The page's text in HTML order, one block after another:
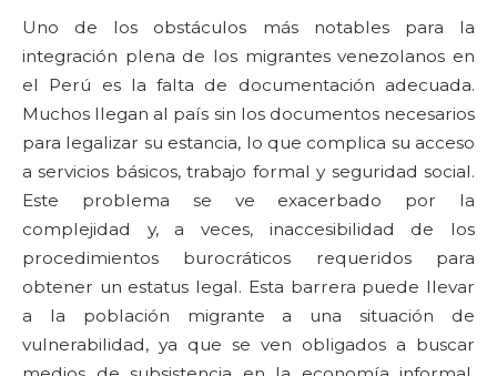
Uno de los obstáculos más notables para la
integración plena de los migrantes venezolanos en
el Perú es la falta de documentación adecuada.
Muchos llegan al país sin los documentos necesarios
para legalizar su estancia, lo que complica su acceso
a servicios básicos, trabajo formal y seguridad social.
Este problema se ve exacerbado por la
complejidad y, a veces, inaccesibilidad de los
procedimientos burocráticos requeridos para
obtener un estatus legal. Esta barrera puede llevar
a la población migrante a una situación de
vulnerabilidad, ya que se ven obligados a buscar